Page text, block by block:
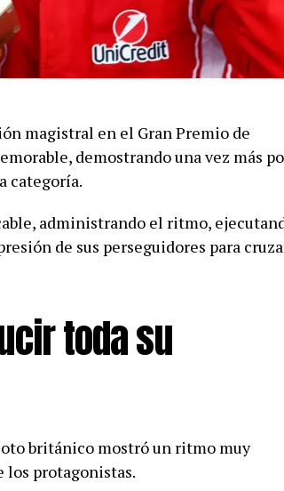
magistral en el Gran Premio de
demostrando una vez más
categoría.
administrando el ritmo,
de sus perseguidores para
toda su
británico mostró un ritmo muy
protagonistas.